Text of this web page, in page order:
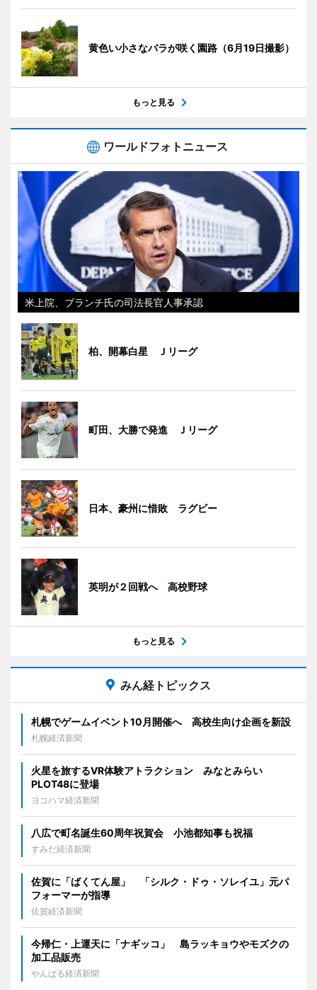
黄色い小さなバラが咲く園路（6月19日撮影）
もっと見る
ワールドフォトニュース
米上院、ブランチ氏の司法長官人事承認
柏、開幕白星 Ｊリーグ
町田、大勝で発進 Ｊリーグ
日本、豪州に惜敗 ラグビー
英明が２回戦へ 高校野球
もっと見る
みん経トピックス
札幌でゲームイベント10月開催へ 高校生向け企画を新設
札幌経済新聞
火星を旅するVR体験アトラクション みなとみらい
PLOT48に登場
ヨコハマ経済新聞
八広で町名誕生60周年祝賀会 小池都知事も祝福
すみだ経済新聞
佐賀に「ばくてん屋」 「シルク・ドゥ・ソレイユ」元パ
フォーマーが指導
佐賀経済新聞
今帰仁・上運天に「ナギッコ」 島ラッキョウやモズクの
加工品販売
やんばる経済新聞